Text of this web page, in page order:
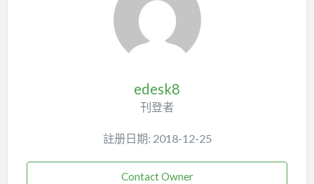
edesk8
刊登者
註册日期: 2018-12-25
Contact Owner